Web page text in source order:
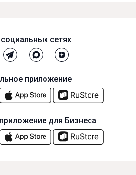
сетях
приложение
для Бизнеса